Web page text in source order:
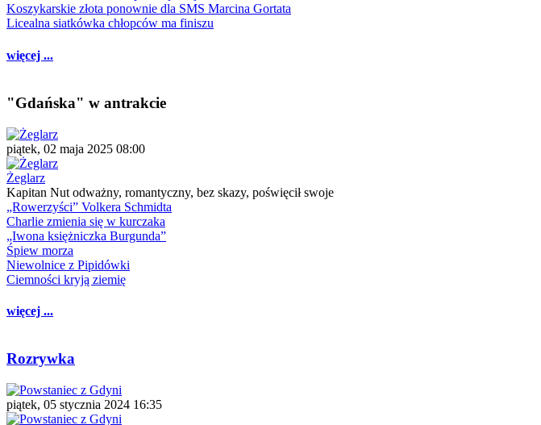
Koszykarskie złota ponownie dla SMS Marcina Gortata
Licealna siatkówka chłopców ma finiszu
więcej ...
"Gdańska" w antrakcie
piątek, 02 maja 2025 08:00
Żeglarz
Kapitan Nut odważny, romantyczny, bez skazy, poświęcił swoje
„Rowerzyści” Volkera Schmidta
Charlie zmienia się w kurczaka
„Iwona księżniczka Burgunda”
Śpiew morza
Niewolnice z Pipidówki
Ciemności kryją ziemię
więcej ...
Rozrywka
piątek, 05 stycznia 2024 16:35